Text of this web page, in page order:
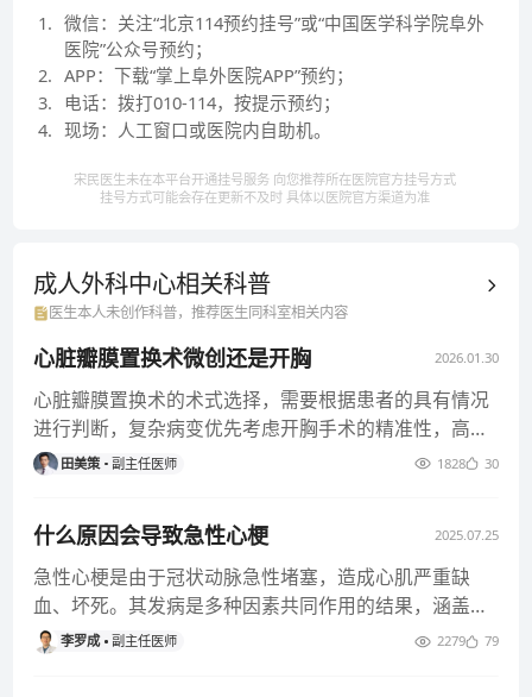
1. 微信：关注“北京114预约挂号”或“中国医学科学院阜外
医院”公众号预约；
2. APP：下载“掌上阜外医院APP”预约；
3. 电话：拨打010-114，按提示预约；
4. 现场：人工窗口或医院内自助机。
宋民医生未在本平台开通挂号服务 向您推荐所在医院官方挂号方式
挂号方式可能会存在更新不及时 具体以医院官方渠道为准
成人外科中心相关科普
医生本人未创作科普，推荐医生同科室相关内容
心脏瓣膜置换术微创还是开胸 2026.01.30
心脏瓣膜置换术的术式选择，需要根据患者的具有情况
进行判断，复杂病变优先考虑开胸手术的精准性，高龄
高危患者则侧重微创手术的
田美策 副主任医师 1828 30
什么原因会导致急性心梗 2025.07.25
急性心梗是由于冠状动脉急性堵塞，造成心肌严重缺
血、坏死。其发病是多种因素共同作用的结果，涵盖生
活方式、身体潜在疾病等方面
李罗成 副主任医师 2279 79